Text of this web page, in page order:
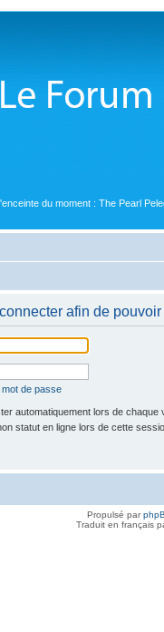
du moment : The Pearl
afin de
mot de passe
automatiquement lors de chaque
statut en ligne lors de cette
Propulsé par
Traduit en français